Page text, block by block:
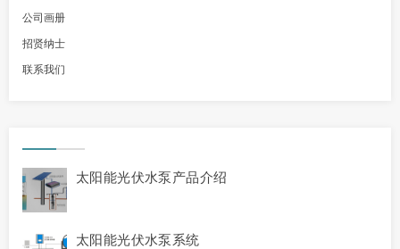
公司画册
招贤纳士
联系我们
太阳能光伏水泵产品介绍
太阳能光伏水泵系统